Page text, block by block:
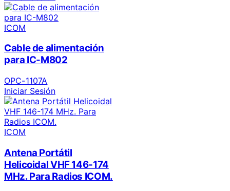
ICOM
Cable de alimentación
para IC-M802
OPC-1107A
Iniciar Sesión
ICOM
Antena Portátil
Helicoidal VHF 146-174
MHz. Para Radios ICOM.